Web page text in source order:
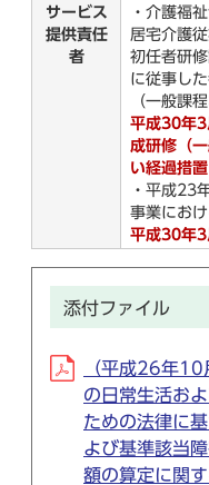
サービス
提供責任
者
・介護福
居宅介護
初任者研
に従事し
（一般課
平成30年3
成研修（
い経過措置
・平成23
事業にお
平成30年3
添付ファイル
（平成26年
の日常生活お
ための法律に
よび基準該当
額の算定に関